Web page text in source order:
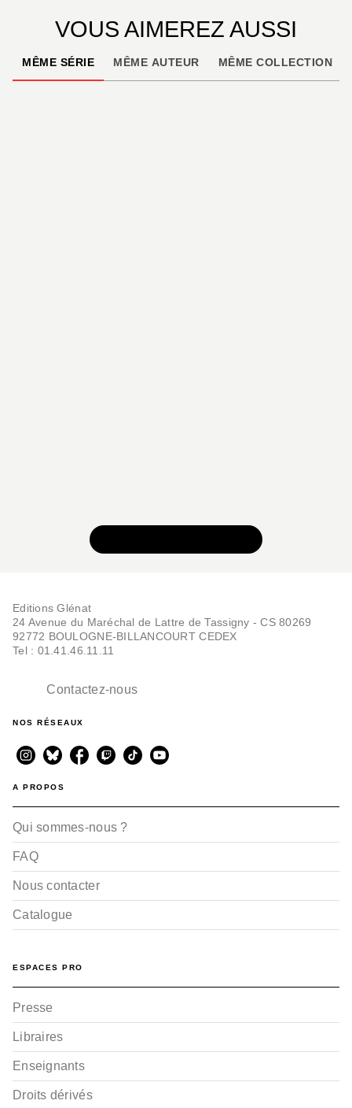
VOUS AIMEREZ AUSSI
MÊME SÉRIE MÊME AUTEUR MÊME COLLECTION
Editions Glénat
24 Avenue du Maréchal de Lattre de Tassigny - CS 80269
92772 BOULOGNE-BILLANCOURT CEDEX
Tel : 01.41.46.11.11
Contactez-nous
NOS RÉSEAUX
A PROPOS
Qui sommes-nous ?
FAQ
Nous contacter
Catalogue
ESPACES PRO
Presse
Libraires
Enseignants
Droits dérivés